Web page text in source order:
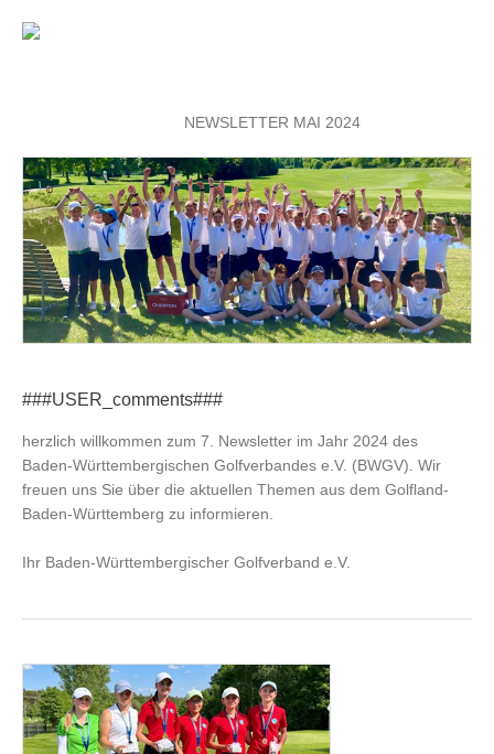
NEWSLETTER MAI 2024
###USER_comments###
herzlich willkommen zum 7. Newsletter im Jahr 2024 des
Baden-Württembergischen Golfverbandes e.V. (BWGV). Wir
freuen uns Sie über die aktuellen Themen aus dem Golfland-
Baden-Württemberg zu informieren.
Ihr Baden-Württembergischer Golfverband e.V.